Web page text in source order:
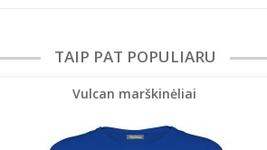
TAIP PAT POPULIARU
Vulcan marškinėliai